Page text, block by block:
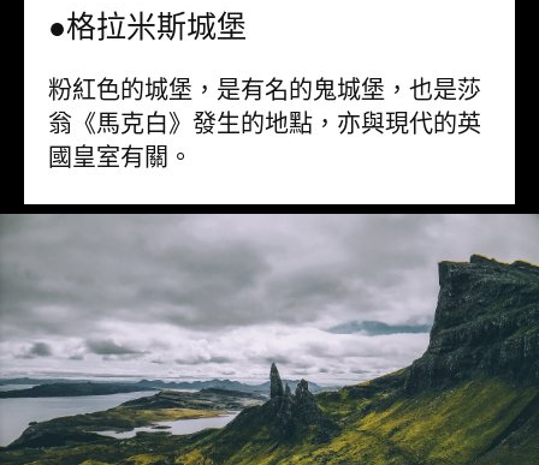
●格拉米斯城堡
粉紅色的城堡，是有名的鬼城堡，也是莎
翁《馬克白》發生的地點，亦與現代的英
國皇室有關。